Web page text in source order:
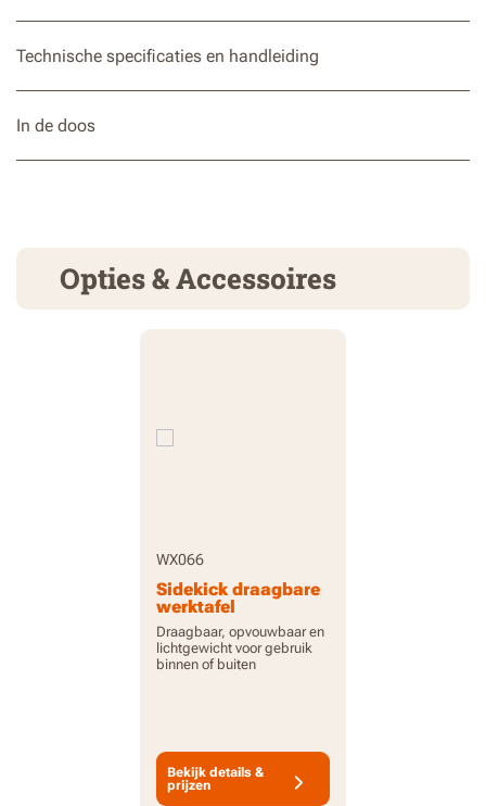
Technische specificaties en handleiding
In de doos
Opties & Accessoires
WX066
Sidekick draagbare
werktafel
Draagbaar, opvouwbaar en
lichtgewicht voor gebruik
binnen of buiten
Bekijk details &
prijzen